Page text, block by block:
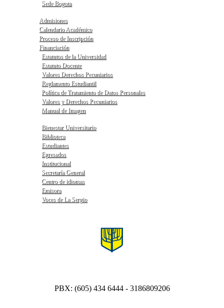
Sede Bogota
Admisiones
Calendario Académico
Proceso de Inscripción
Financiación
Estatutos de la Universidad
Estatuto Docente
Valores Derechos Pecuniarios
Reglamento Estudiantil
Política de Tratamiento de Datos Personales
Valores y Derechos Pecuniarios
Manual de Imagen
Bienestar Universitario
Biblioteca
Estudiantes
Egresados
Institucional
Secretaría General
Centro de idiomas
Emisora
Voces de La Sergio
PBX: (605) 434 6444 - 3186809206